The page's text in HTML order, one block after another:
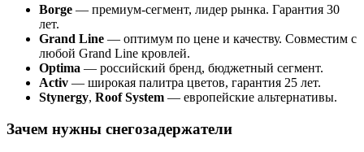
Borge — премиум-сегмент, лидер рынка. Гарантия 30
лет.
Grand Line — оптимум по цене и качеству. Совместим с
любой Grand Line кровлей.
Optima — российский бренд, бюджетный сегмент.
Activ — широкая палитра цветов, гарантия 25 лет.
Stynergy, Roof System — европейские альтернативы.
Зачем нужны снегозадержатели